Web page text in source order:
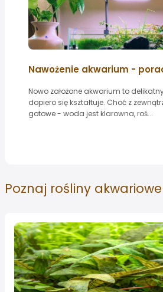
Nawożenie akwarium -
Nowo założone akwarium to
dopiero się kształtuje. Choć z
gotowe - woda jest klarowna, roś...
Poznaj rośliny akwariowe